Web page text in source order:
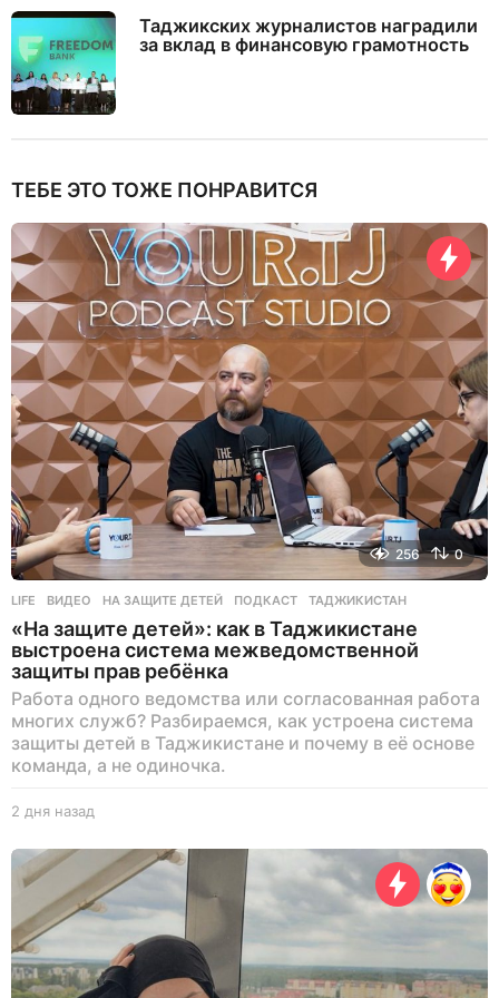
Таджикских журналистов наградили
за вклад в финансовую грамотность
ТЕБЕ ЭТО ТОЖЕ ПОНРАВИТСЯ
256 0
LIFE ВИДЕО ,НА ЗАЩИТЕ ДЕТЕЙ ,ПОДКАСТ ,ТАДЖИКИСТАН
«На защите детей»: как в Таджикистане
выстроена система межведомственной
защиты прав ребёнка
Работа одного ведомства или согласованная работа
многих служб? Разбираемся, как устроена система
защиты детей в Таджикистане и почему в её основе
команда, а не одиночка.
2 дня назад
н
я
н
а
а
д